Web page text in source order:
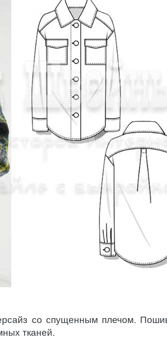
со спущенным плечом.
тканей.